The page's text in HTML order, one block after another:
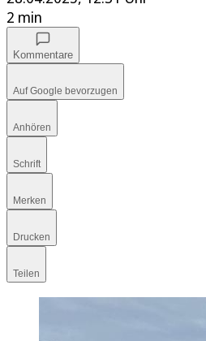
2 min
Kommentare
Auf Google bevorzugen
Anhören
Schrift
Merken
Drucken
Teilen